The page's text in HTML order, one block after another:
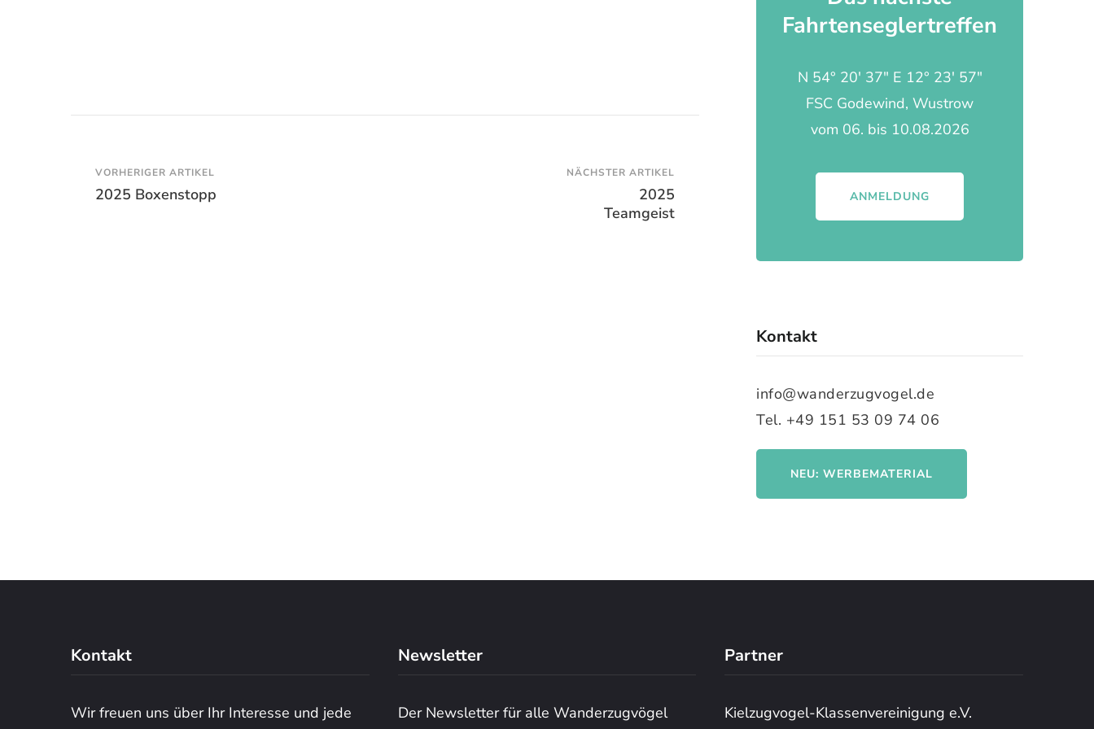
Beitragsnavigation
VORHERIGER ARTIKEL
2025 Boxenstopp
NÄCHSTER ARTIKEL
2025
Teamgeist
Fahrtenseglertreffen
N 54° 20' 37" E 12° 23' 57"
FSC Godewind, Wustrow
vom 06. bis 10.08.2026
ANMELDUNG
Kontakt
info@wanderzugvogel.de
Tel. +49 151 53 09 74 06
NEU: WERBEMATERIAL
Kontakt
Wir freuen uns über Ihr Interesse und jede
Newsletter
Der Newsletter für alle Wanderzugvögel
Partner
Kielzugvogel-Klassenvereinigung e.V.